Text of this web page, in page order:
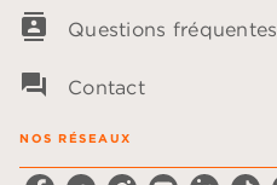
contacts Questions fréquentes
question_answer Contact
NOS RÉSEAUX